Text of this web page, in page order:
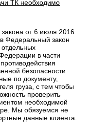
ТК необходимо
от 6 июля 2016
Федеральный закон
в части
безопасности
по документу,
груза, с тем чтобы
проверить
необходимой
Мы обязуемся не
данные клиента.